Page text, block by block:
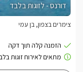
דורנס - לזוגות בלבד
צימרים בצפון, בן עמי